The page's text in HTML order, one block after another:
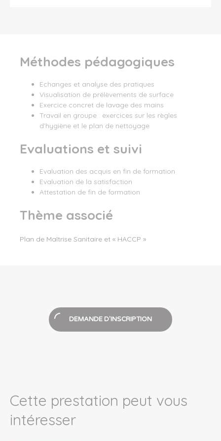
Méthodes pédagogiques
Echanges et analyse des pratiques
Visualisation de prélèvements de surface
Exercice concret de lavage des mains
Travail en groupe : exercices sur les règles
d’hygiène et le plan de nettoyage
Evaluations et suivi
Evaluation des acquis en fin de formation
Evaluation de la satisfaction
Attestation de fin de formation
Thème associé
Plan de Maîtrise Sanitaire et « HACCP »
DEMANDE D'INSCRIPTION
Cette prestation peut vous
intéresser